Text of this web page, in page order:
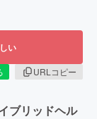
い
URLコピー
ブリッドヘル